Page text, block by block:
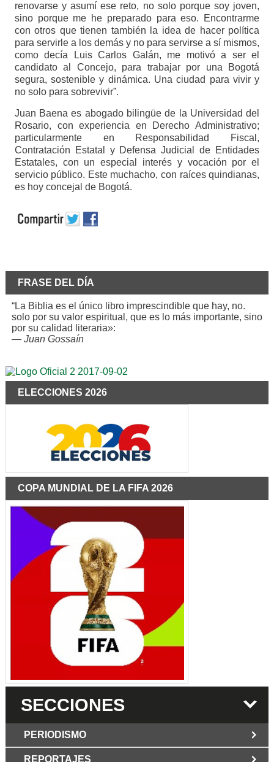
renovarse y asumí ese reto, no solo porque soy joven,
sino porque me he preparado para eso. Encontrarme
con otros que tienen también la idea de hacer política
para servirle a los demás y no para servirse a sí mismos,
como decía Luis Carlos Galán, me motivó a ser el
candidato al Concejo, para trabajar por una Bogotá
segura, sostenible y dinámica. Una ciudad para vivir y
no solo para sobrevivir”.
Juan Baena es abogado bilingüe de la Universidad del
Rosario, con experiencia en Derecho Administrativo;
particularmente en Responsabilidad Fiscal,
Contratación Estatal y Defensa Judicial de Entidades
Estatales, con un especial interés y vocación por el
servicio público. Este muchacho, con raíces quindianas,
es hoy concejal de Bogotá.
FRASE DEL DÍA
“La Biblia es el único libro imprescindible que hay, no.
solo por su valor espiritual, que es lo más importante, sino
por su calidad literaria»:
— Juan Gossaín
ELECCIONES 2026
COPA MUNDIAL DE LA FIFA 2026
SECCIONES
PERIODISMO
REPORTAJES